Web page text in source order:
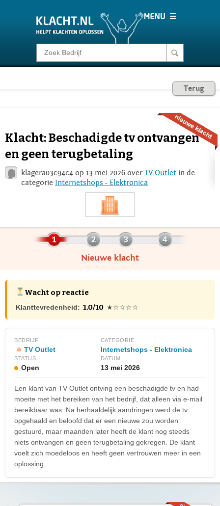
Klacht melden
Consumentenrecht
Voor Bedrijven
Login
Terug
Klacht: Beschadigde tv ontvangen
en geen terugbetaling
klagera03c94c4 op 13 mei 2026 overTV Outlet in de
categorie Internetshops - Elektronica
Nieuwe klacht
Wacht op reactie
Klanttevredenheid: 1.0/10 ★☆☆☆☆
BEDRIJF
TV Outlet
CATEGORIE
Internetshops - Elektronica
STATUS
Open
DATUM
13 mei 2026
Een klant van TV Outlet ontving een beschadigde tv en had
moeite met het bereiken van het bedrijf, dat alleen via e-mail
bereikbaar was. Na herhaaldelijk aandringen werd de tv
opgehaald en beloofd dat er een nieuwe zou worden
gestuurd, maar maanden later heeft de klant nog steeds
niets ontvangen en geen terugbetaling gekregen. De klant
voelt zich moedeloos en heeft geen vertrouwen meer in een
oplossing.